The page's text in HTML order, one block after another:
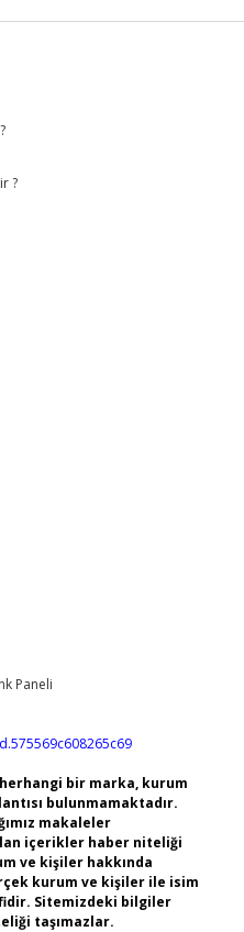
?
bir marka, kurum
bulunmamaktadır.
makaleler
içerikler haber niteliği
ve kişiler hakkında
kurum ve kişiler ile isim
Sitemizdeki bilgiler
taşımazlar.